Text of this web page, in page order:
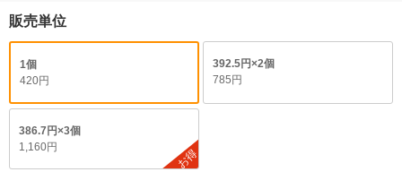
販売単位
1個
420円
392.5円×2個
785円
386.7円×3個
1,160円
お得